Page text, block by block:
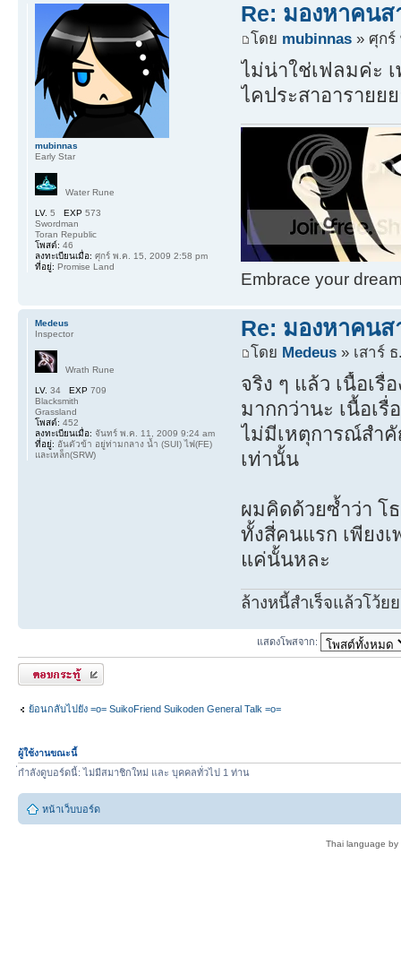
Re: มองหาคน
โดย mubinnas » ศุกร์
ไม่น่าใช่เฟลมค่ะ
ไคประสาอารายย
Embrace your
mubinnas
Early Star
Water Rune
LV. 5 EXP 573
Swordman
Toran Republic
โพสต์: 46
ลงทะเบียนเมื่อ: ศุกร์ พ.ค. 15, 2009 2:58 pm
ที่อยู่: Promise Land
Re: มองหาคน
โดย Medeus » เสาร์
จริง ๆ แล้ว เนื้อเ
มากกว่านะ เนื้อเรื่
ไม่มีเหตุการณ์สำ
เท่านั้น
ผมคิดด้วยซ้ำว่า โ
ทั้งสี่คนแรก เพียง
แค่นั้นหละ
ล้างหนี้สำเร็จแล้วโว้ย
Medeus
Inspector
Wrath Rune
LV. 34 EXP 709
Blacksmith
Grassland
โพสต์: 452
ลงทะเบียนเมื่อ: จันทร์ พ.ค. 11, 2009 9:24 am
ที่อยู่: อันตัวข้า อยู่ท่ามกลาง น้ำ (SUI) ไฟ(FE)
และเหล็ก(SRW)
แสดงโพสจาก:
ตอบกระทู้
ย้อนกลับไปยัง =o= SuikoFriend Suikoden General Talk =o=
ผู้ใช้งานขณะนี้
่กำลังดูบอร์ดนี้: ไม่มีสมาชิกใหม่ และ บุคคลทั่วไป 1 ท่าน
หน้าเว็บบอร์ด
Thai language by